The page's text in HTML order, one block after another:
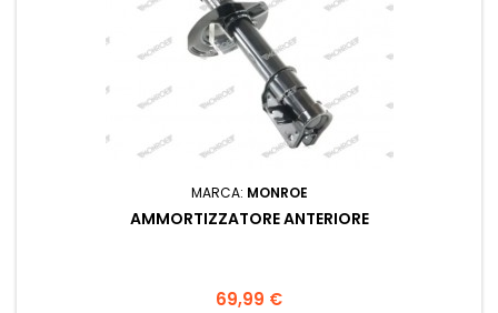
MARCA: MONROE
AMMORTIZZATORE ANTERIORE
Prezzo
69,99 €